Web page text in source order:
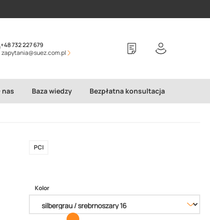
+48 732 227 679
zapytania@suez.com.pl
nas Baza wiedzy Bezpłatna konsultacja
PCI
Kolor